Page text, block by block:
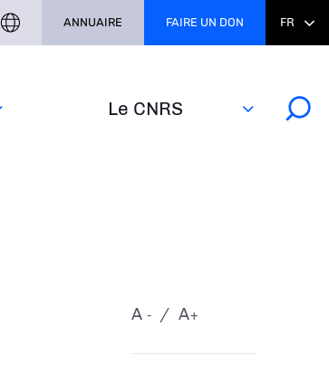
Le CNRS
ANNUAIRE FAIRE UN DON FR
-
A +
A